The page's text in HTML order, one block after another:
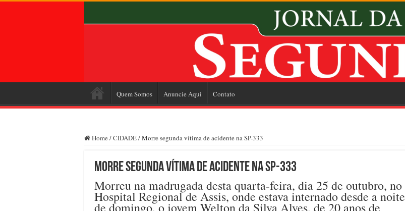
Quem Somos Anuncie Aqui Contato
Home /CIDADE/Morre segunda vítima de acidente na SP-333
Morre segunda vítima de acidente na SP-333
Morreu na madrugada desta quarta-feira, dia 25 de outubro, no
Hospital Regional de Assis, onde estava internado desde a noite
de domingo, o jovem Welton da Silva Alves, de 20 anos de